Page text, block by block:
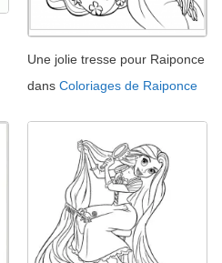
Une jolie tresse pour Raiponce
dans Coloriages de Raiponce